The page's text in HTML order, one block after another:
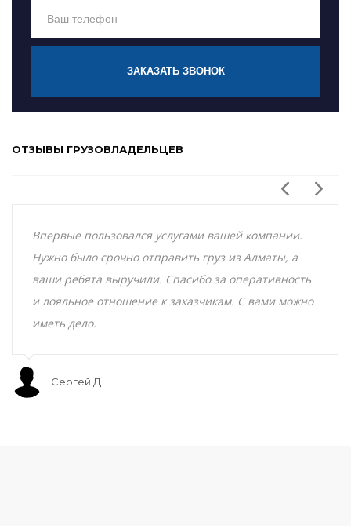
ЗАКАЗАТЬ ЗВОНОК
ОТЗЫВЫ ГРУЗОВЛАДЕЛЬЦЕВ
Впервые пользовался услугами вашей компании.
Нужно было срочно отправить груз из Алматы, а
ваши ребята выручили. Спасибо за оперативность
и лояльное отношение к заказчикам. С вами можно
иметь дело.
Сергей Д.